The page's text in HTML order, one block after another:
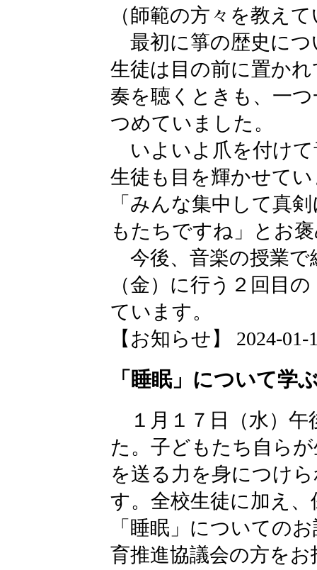
（師範の方々を教え
最初に箏の歴史につ
生徒は目の前に置か
奏を聴くときも、一
つめていました。
いよいよ爪を付けて
生徒も目を輝かせて
「みんな集中して真
もたちですね」とお
今後、音楽の授業で
（金）に行う２回目
ています。
【お知らせ】 2024-01-
「睡眠」について学
１月１７日（水）午
た。子どもたち自ら
を送る力を身につけ
す。全校生徒に加え
「睡眠」についての
育推進協議会の方を